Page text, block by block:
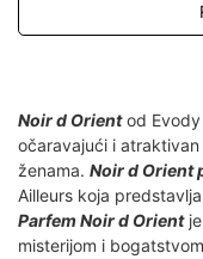
Noir d Orientod Evody
očaravajući i
ženama. Noir d Orient
Ailleurs koja
Parfem Noir d Orientje
misterijom i